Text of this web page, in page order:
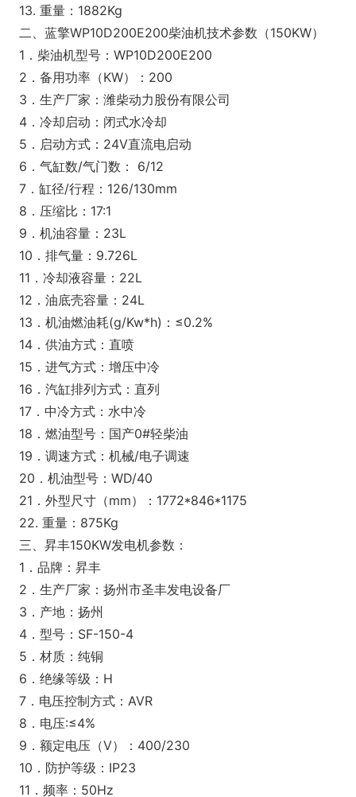
13. 重量：1882Kg
二、蓝擎WP10D200E200柴油机技术参数（150KW）
1．柴油机型号：WP10D200E200
2．备用功率（KW）：200
3．生产厂家：潍柴动力股份有限公司
4．冷却启动：闭式水冷却
5．启动方式：24V直流电启动
6．气缸数/气门数： 6/12
7．缸径/行程：126/130mm
8．压缩比：17:1
9．机油容量：23L
10．排气量：9.726L
11．冷却液容量：22L
12．油底壳容量：24L
13．机油燃油耗(g/Kw*h)：≤0.2%
14．供油方式：直喷
15．进气方式：增压中冷
16．汽缸排列方式：直列
17．中冷方式：水中冷
18．燃油型号：国产0#轻柴油
19．调速方式：机械/电子调速
20．机油型号：WD/40
21．外型尺寸（mm）：1772*846*1175
22. 重量：875Kg
三、昇丰150KW发电机参数：
1．品牌：昇丰
2．生产厂家：扬州市圣丰发电设备厂
3．产地：扬州
4．型号：SF-150-4
5．材质：纯铜
6．绝缘等级：H
7．电压控制方式：AVR
8．电压:≤4%
9．额定电压（V）：400/230
10．防护等级：IP23
11．频率：50Hz